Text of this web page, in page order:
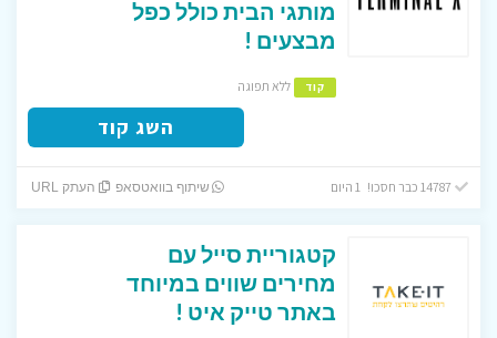
מותגי הבית כולל כפל
מבצעים !
קוד ללא תפוגה
השג קוד
שיתוף בוואטסאפ העתק URL
קטגוריית סייל עם
מחירים שווים במיוחד
באתר טייק איט !